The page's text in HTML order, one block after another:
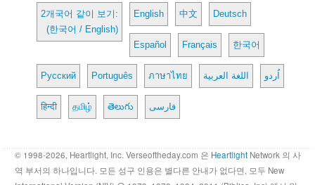
2개국어 같이 보기:
(한국어 / English)
English 中文 Deutsch
Español Français 한국어
Русский Português ภาษาไทย اللغة العربية اُردو
हिन्दी தமிழ் తెలుగు فارسی
© 1998-2026, Heartlight, Inc. Verseoftheday.com 은 Heartlight Network 의 사
역 부서의 하나입니다. 모든 성구 인용은 별다른 안내가 없다면, 모두 New